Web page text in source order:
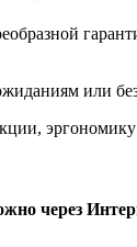
или
эргономику
через